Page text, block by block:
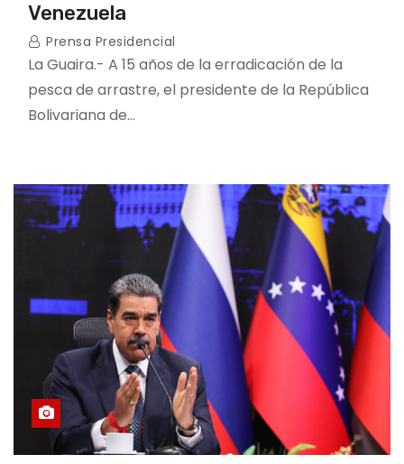
Venezuela
Prensa Presidencial
La Guaira.- A 15 años de la erradicación de la
pesca de arrastre, el presidente de la República
Bolivariana de…